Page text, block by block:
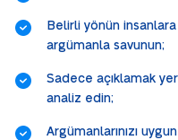
Belirli yönün
argümanla savunun;
Sadece açıklamak
analiz edin;
Argümanlarınızı